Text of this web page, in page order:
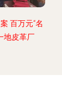
百万元“名
地皮革厂